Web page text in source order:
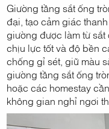
Giường tầng sắt ống
đại, tạo cảm giác
giường được làm từ
chịu lực tốt và độ bền
chống gỉ sét, giữ màu
giường tầng sắt ống
hoặc các homestay
không gian nghỉ ngơi